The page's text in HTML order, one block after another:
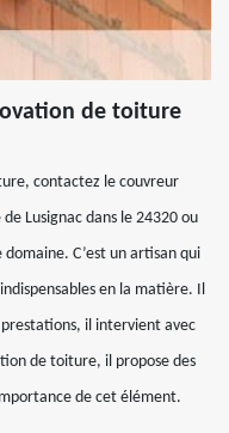
de toiture
contactez le couvreur
Lusignac dans le 24320 ou
domaine. C’est un artisan qui
en la matière. Il
il intervient avec
de toiture, il propose des
de cet élément.